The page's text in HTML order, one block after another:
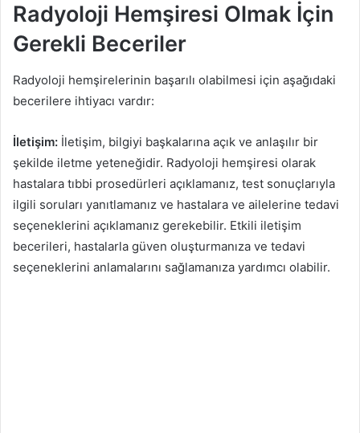
Radyoloji Hemşiresi Olmak İçin
Gerekli Beceriler
Radyoloji hemşirelerinin başarılı olabilmesi için aşağıdaki
becerilere ihtiyacı vardır:
İletişim: İletişim, bilgiyi başkalarına açık ve anlaşılır bir
şekilde iletme yeteneğidir. Radyoloji hemşiresi olarak
hastalara tıbbi prosedürleri açıklamanız, test sonuçlarıyla
ilgili soruları yanıtlamanız ve hastalara ve ailelerine tedavi
seçeneklerini açıklamanız gerekebilir. Etkili iletişim
becerileri, hastalarla güven oluşturmanıza ve tedavi
seçeneklerini anlamalarını sağlamanıza yardımcı olabilir.